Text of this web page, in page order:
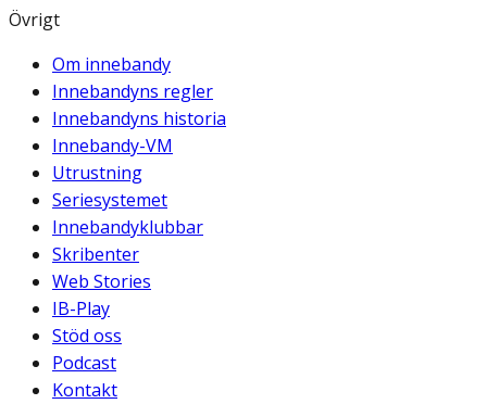
Övrigt
Om innebandy
Innebandyns regler
Innebandyns historia
Innebandy-VM
Utrustning
Seriesystemet
Innebandyklubbar
Skribenter
Web Stories
IB-Play
Stöd oss
Podcast
Kontakt